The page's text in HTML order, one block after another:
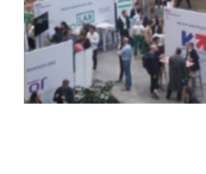
Greentech
2023